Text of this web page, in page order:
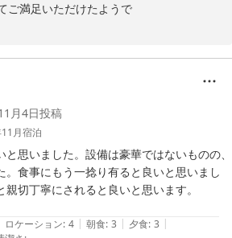
ご満足いただけたようで
まいります
ります
月4日投稿
月宿泊
思いました。設備は豪華ではないものの、
。食事にもう一捻り有ると良いと思いまし
切丁寧にされると良いと思います。
ロケーション: 4 | 朝食: 3 | 夕食: 3 |